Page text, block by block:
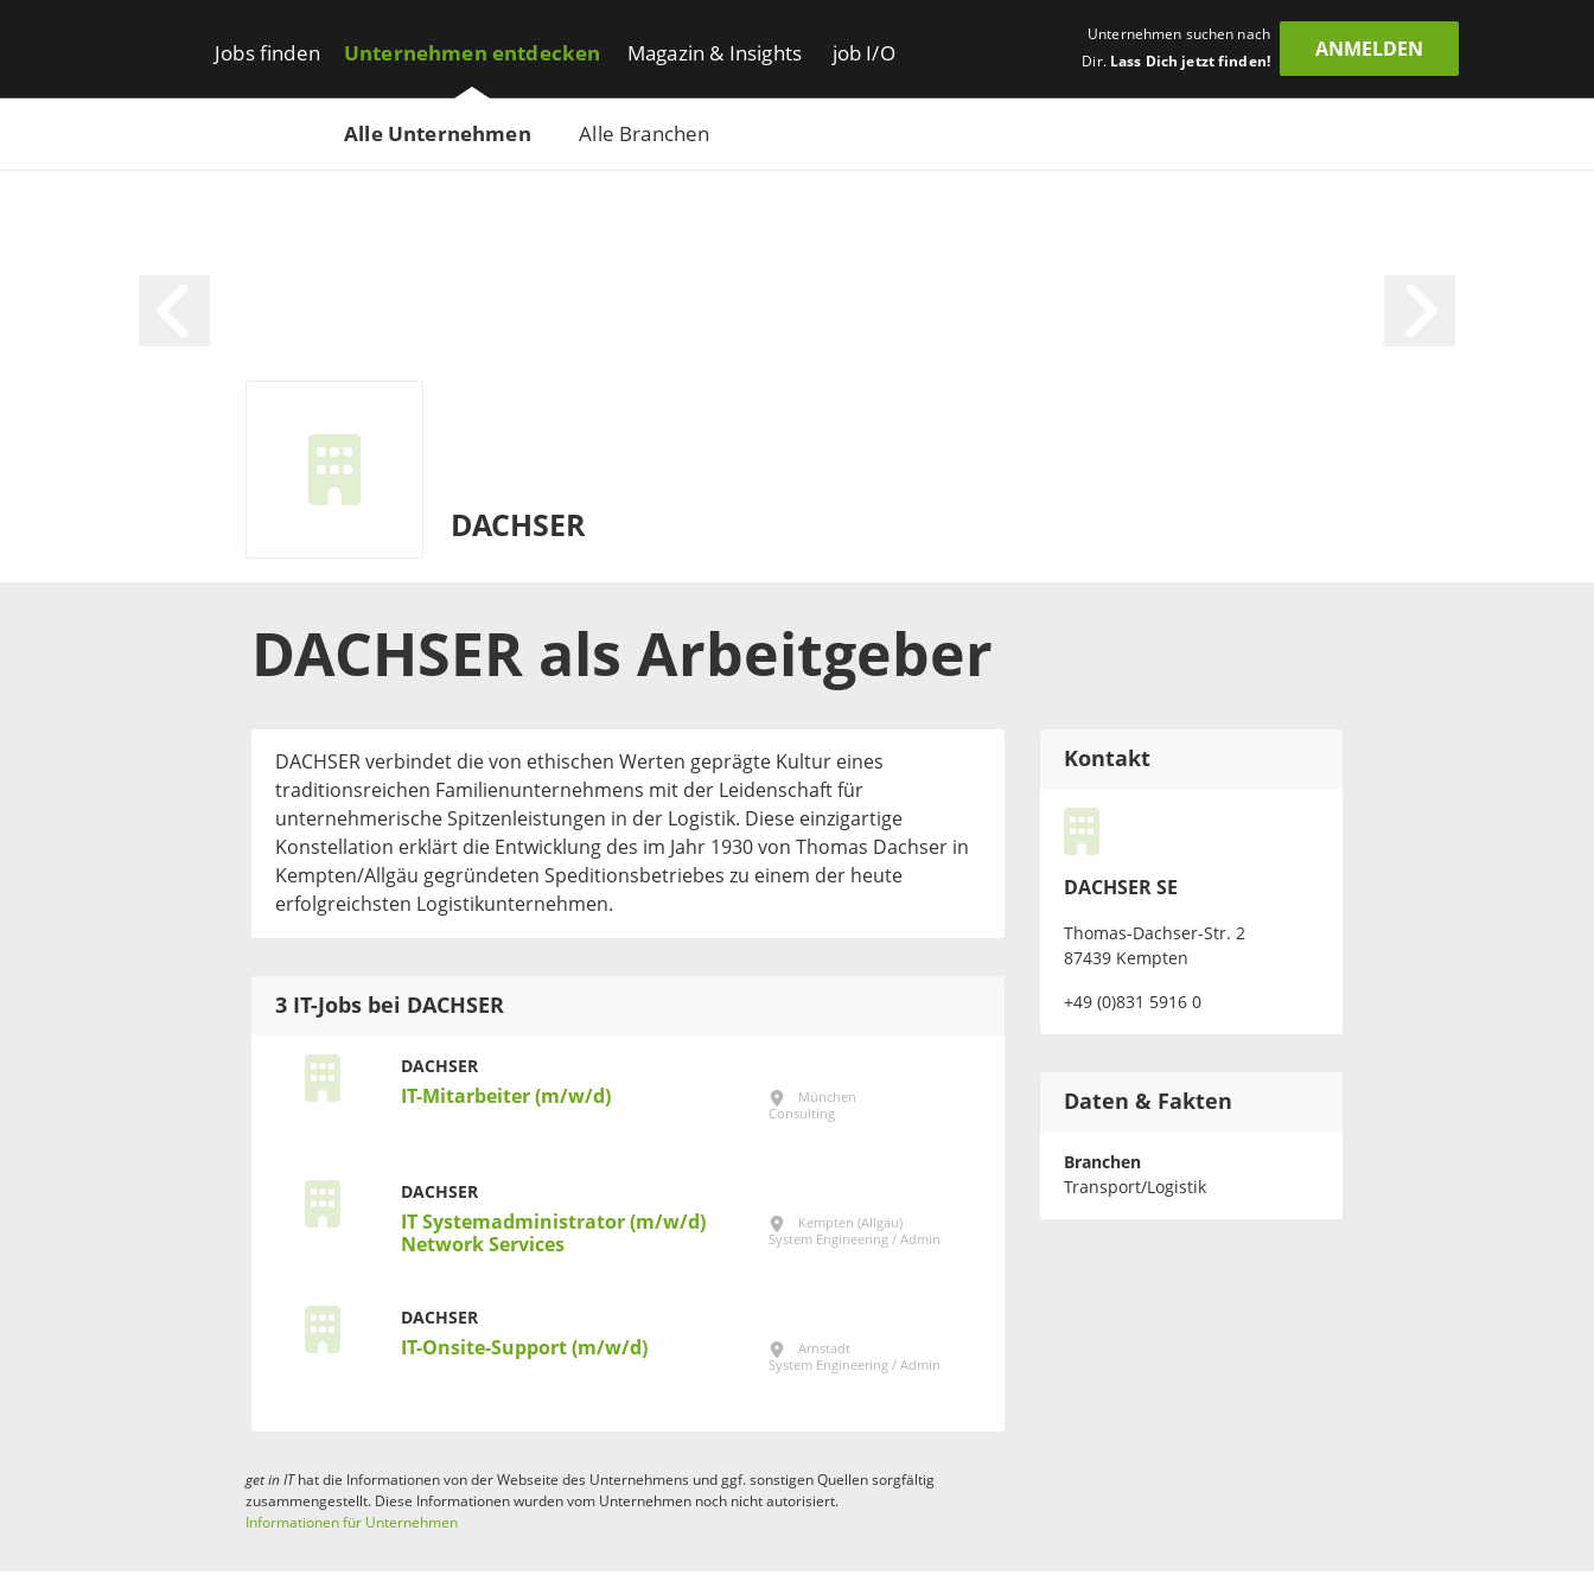
Jobs finden Unternehmen entdecken
Alle Unternehmen Alle Branchen
Magazin & Insights job I/O
Unternehmen suchen nach
Dir. Lass Dich jetzt finden!
ANMELDEN
DACHSER
DACHSER als Arbeitgeber
DACHSER verbindet die von ethischen Werten geprägte Kultur eines
traditionsreichen Familienunternehmens mit der Leidenschaft für
unternehmerische Spitzenleistungen in der Logistik. Diese einzigartige
Konstellation erklärt die Entwicklung des im Jahr 1930 von Thomas Dachser in
Kempten/Allgäu gegründeten Speditionsbetriebes zu einem der heute
erfolgreichsten Logistikunternehmen.
3 IT-Jobs bei DACHSER
DACHSER
IT-Mitarbeiter (m/w/d)
München
Consulting
DACHSER
IT Systemadministrator (m/w/d)
Network Services
Kempten (Allgäu)
System Engineering / Admin
DACHSER
IT-Onsite-Support (m/w/d)
Arnstadt
System Engineering / Admin
Kontakt
DACHSER SE
Thomas-Dachser-Str. 2
87439 Kempten
+49 (0)831 5916 0
Daten & Fakten
Branchen
Transport/Logistik
get in IThat die Informationen von der Webseite des Unternehmens und ggf. sonstigen Quellen sorgfältig
zusammengestellt. Diese Informationen wurden vom Unternehmen noch nicht autorisiert.
Informationen für Unternehmen